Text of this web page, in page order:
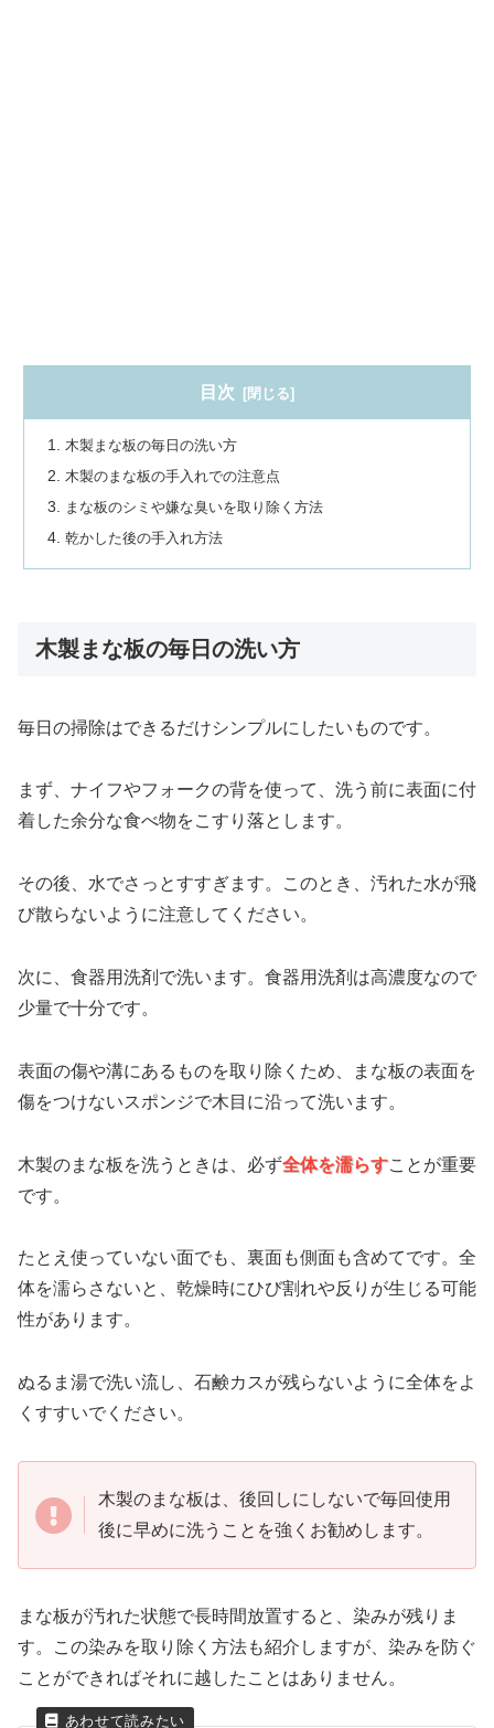
目次
木製まな板の毎日の洗い方
木製のまな板の手入れでの注意点
まな板のシミや嫌な臭いを取り除く方法
乾かした後の手入れ方法
木製まな板の毎日の洗い方
毎日の掃除はできるだけシンプルにしたいものです。
まず、ナイフやフォークの背を使って、洗う前に表面に付
着した余分な食べ物をこすり落とします。
その後、水でさっとすすぎます。このとき、汚れた水が飛
び散らないように注意してください。
次に、食器用洗剤で洗います。食器用洗剤は高濃度なので
少量で十分です。
表面の傷や溝にあるものを取り除くため、まな板の表面を
傷をつけないスポンジで木目に沿って洗います。
木製のまな板を洗うときは、必ず全体を濡らすことが重要
です。
たとえ使っていない面でも、裏面も側面も含めてです。全
体を濡らさないと、乾燥時にひび割れや反りが生じる可能
性があります。
ぬるま湯で洗い流し、石鹸カスが残らないように全体をよ
くすすいでください。
木製のまな板は、後回しにしないで毎回使用
後に早めに洗うことを強くお勧めします。
まな板が汚れた状態で長時間放置すると、染みが残りま
す。この染みを取り除く方法も紹介しますが、染みを防ぐ
ことができればそれに越したことはありません。